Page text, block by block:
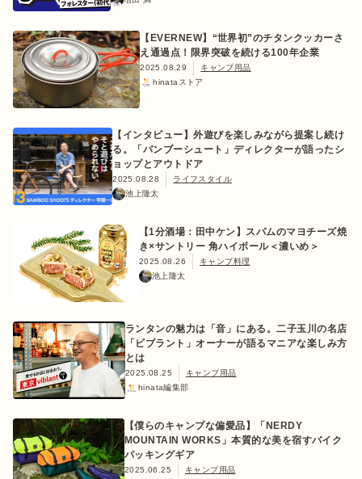
【EVERNEW】“世界初”のチタンクッカーさ
え通過点！限界突破を続ける100年企業
2025.08.29
キャンプ用品
hinataストア
【インタビュー】外遊びを楽しみながら提案し続け
る。「バンブーシュート」ディレクターが語ったシ
ョップとアウトドア
2025.08.28
ライフスタイル
池上隆太
【1分酒場：田中ケン】スパムのマヨチーズ焼
き×サントリー 角ハイボール＜濃いめ＞
2025.08.26
キャンプ料理
池上隆太
ランタンの魅力は「音」にある。二子玉川の名店
「ビブラント」オーナーが語るマニアな楽しみ方
とは
2025.08.25
キャンプ用品
hinata編集部
【僕らのキャンプな偏愛品】「NERDY
MOUNTAIN WORKS」本質的な美を宿すバイク
パッキングギア
2025.06.25
キャンプ用品